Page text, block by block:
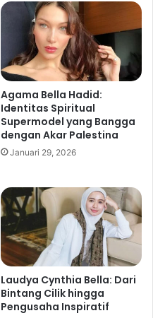
Agama Bella Hadid:
Identitas Spiritual
Supermodel yang Bangga
dengan Akar Palestina
Januari 29, 2026
Laudya Cynthia Bella: Dari
Bintang Cilik hingga
Pengusaha Inspiratif